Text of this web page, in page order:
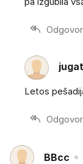
Letos
BBcc